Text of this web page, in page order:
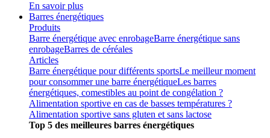
En savoir plus
Barres énergétiques
Produits
Barre énergétique avec enrobageBarre énergétique sans
enrobageBarres de céréales
Articles
Barre énergétique pour différents sportsLe meilleur moment
pour consommer une barre énergétiqueLes barres
énergétiques, comestibles au point de congélation ?
Alimentation sportive en cas de basses températures ?
Alimentation sportive sans gluten et sans lactose
Top 5 des meilleures barres énergétiques